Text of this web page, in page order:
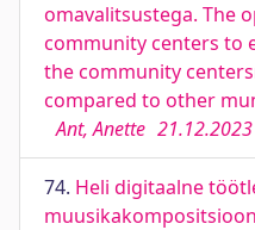
omavalitsustega. The
community centers to
the community
compared to other
Ant, Anette 21.12.2023
74. Heli digitaalne